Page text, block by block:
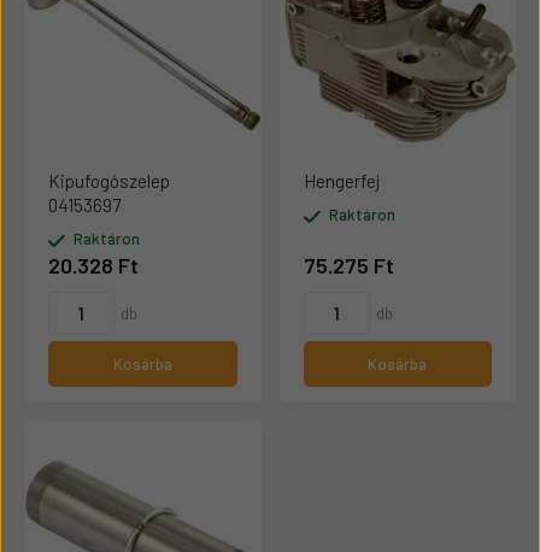
Kipufogószelep
04153697
Raktáron
20.328 Ft
db
Kosárba
Hengerfej
Raktáron
75.275 Ft
db
Kosárba